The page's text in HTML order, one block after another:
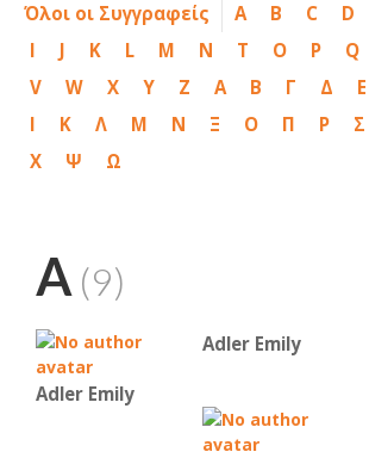
Όλοι οι Συγγραφείς A B C D
I
J K L M N T O P Q
V
W X Y Z Α Β Γ Δ Ε
Ι
Κ Λ Μ Ν Ξ Ο Π Ρ Σ
Χ
Ψ Ω
A (9)
Adler Emily
Adler Emily